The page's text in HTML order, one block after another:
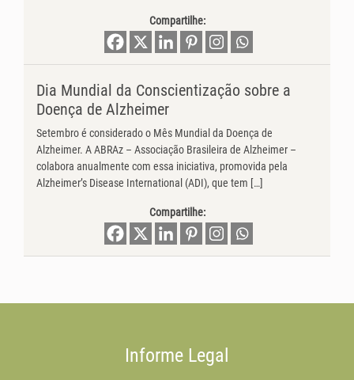
Compartilhe:
Dia Mundial da Conscientização sobre a
Doença de Alzheimer
Setembro é considerado o Mês Mundial da Doença de
Alzheimer. A ABRAz – Associação Brasileira de Alzheimer –
colabora anualmente com essa iniciativa, promovida pela
Alzheimer’s Disease International (ADI), que tem […]
Compartilhe:
Informe Legal